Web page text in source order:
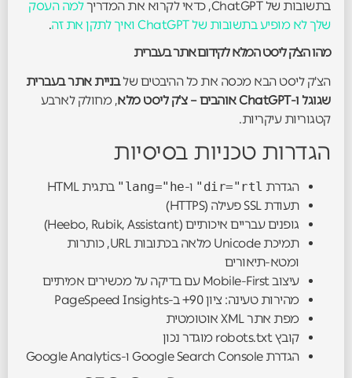
בתשובות של ChatGPT, כדאי לקרוא את המדריך
למה העסק
שלך לא מופיע בתשובות של ChatGPT ואיך לתקן את זה
.
מהו הצ'ק ליסט המלא לקידום אתר בעברית
הצ'ק ליסט הבא מכסה את כל ההיבטים שלבניית אתר בעברית
שגוגל ו-ChatGPT אוהבים – צ'ק ליסט מלא
, מחולק לארבע
קטגוריות עיקריות.
הגדרות טכניות בסיסיות
הגדרת dir="rtl" ו-lang="he"
בתגית HTML
תעודת SSL פעילה (HTTPS)
גופנים עבריים איכותיים (Heebo, Rubik, Assistant)
תמיכת Unicode מלאה בכתובות URL, כותרות
ומטא-תיאורים
עיצוב Mobile-First עם בדיקה על מכשירים אמיתיים
מהירות טעינה: ציון 90+ ב-PageSpeed Insights
מפת אתר XML אוטומטית
קובץ robots.txt מוגדר נכון
הגדרת Google Search Console ו-Google Analytics